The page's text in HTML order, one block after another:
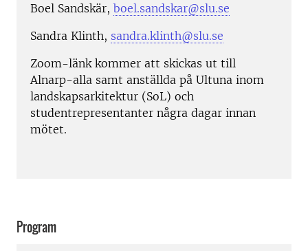
Boel Sandskär, boel.sandskar@slu.se
Sandra Klinth, sandra.klinth@slu.se
Zoom-länk kommer att skickas ut till
Alnarp-alla samt anställda på Ultuna inom
landskapsarkitektur (SoL) och
studentrepresentanter några dagar innan
mötet.
Program